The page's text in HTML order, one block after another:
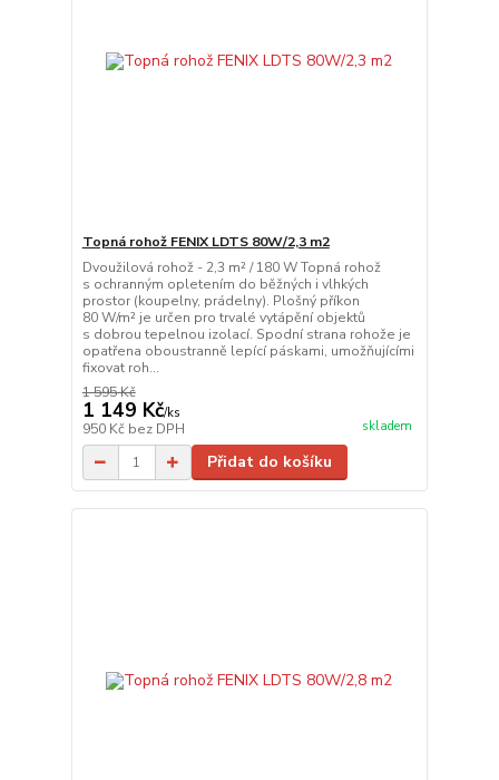
Topná rohož FENIX LDTS 80W/2,3 m2
Dvoužilová rohož - 2,3 m² / 180 W Topná rohož
s ochranným opletením do běžných i vlhkých
prostor (koupelny, prádelny). Plošný příkon
80 W/m² je určen pro trvalé vytápění objektů
s dobrou tepelnou izolací. Spodní strana rohože je
opatřena oboustranně lepící páskami, umožňujícími
fixovat roh...
1 595 Kč
1 149 Kč/ks
950 Kč bez DPH skladem
Přidat do košíku